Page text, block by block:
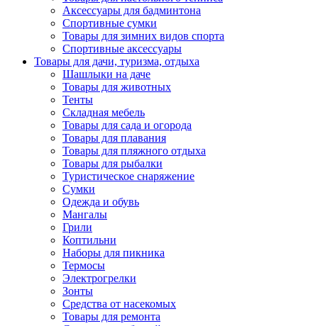
Аксессуары для бадминтона
Спортивные сумки
Товары для зимних видов спорта
Спортивные аксессуары
Товары для дачи, туризма, отдыха
Шашлыки на даче
Товары для животных
Тенты
Складная мебель
Товары для сада и огорода
Товары для плавания
Товары для пляжного отдыха
Товары для рыбалки
Туристическое снаряжение
Сумки
Одежда и обувь
Мангалы
Грили
Коптильни
Наборы для пикника
Термосы
Электрогрелки
Зонты
Средства от насекомых
Товары для ремонта